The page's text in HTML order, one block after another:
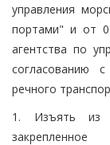
управления
портами" и от
агентства по
согласованию
речного
1. Изъять из